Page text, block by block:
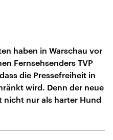
haben in Warschau vor
Fernsehsenders TVP
die Pressefreiheit in
wird. Denn der neue
nicht nur als harter Hund